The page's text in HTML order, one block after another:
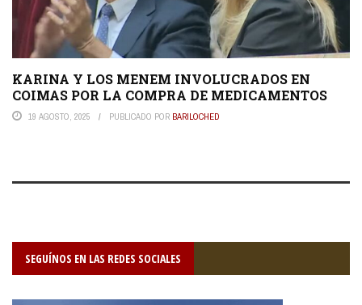
KARINA Y LOS MENEM INVOLUCRADOS EN
COIMAS POR LA COMPRA DE MEDICAMENTOS
19 AGOSTO, 2025 PUBLICADO POR BARILOCHED
SEGUÍNOS EN LAS REDES SOCIALES